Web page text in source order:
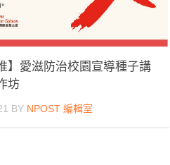
】愛滋防治校園宣導種子講
坊
BY NPOST 編輯室